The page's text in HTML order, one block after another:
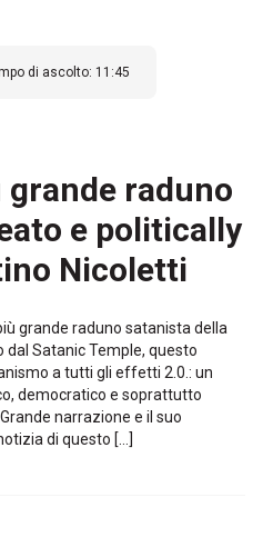
di ascolto: 11:45
raduno
e politically
Nicoletti
grande raduno satanista della
dal Satanic Temple, questo
a tutti gli effetti 2.0.: un
democratico e soprattutto
narrazione e il suo
di questo […]